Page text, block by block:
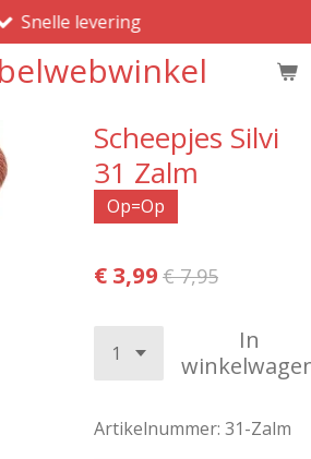
Snelle levering
Scheepjes Silvi
31 Zalm
Op=Op
€ 3,99 € 7,95
In
Artikelnummer: 31-Zalm